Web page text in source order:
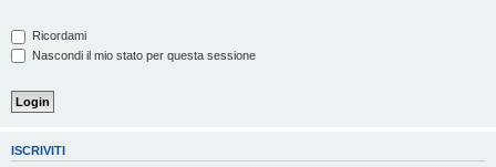
Ricordami
Nascondi il mio stato per questa sessione
ISCRIVITI